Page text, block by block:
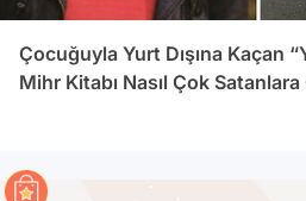
Çocuğuyla Yurt Dışına Kaçan
Mihr Kitabı Nasıl Çok Satanlara